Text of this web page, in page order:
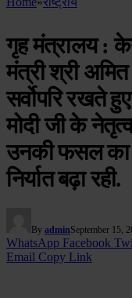
गृह मंत्रालय :
मंत्री श्री
सर्वोपरि रखते
मोदी जी के
उनकी फसल का
निर्यात बढ़ा रही.
By adminSeptember 15,
WhatsApp Facebook
Email Copy Link